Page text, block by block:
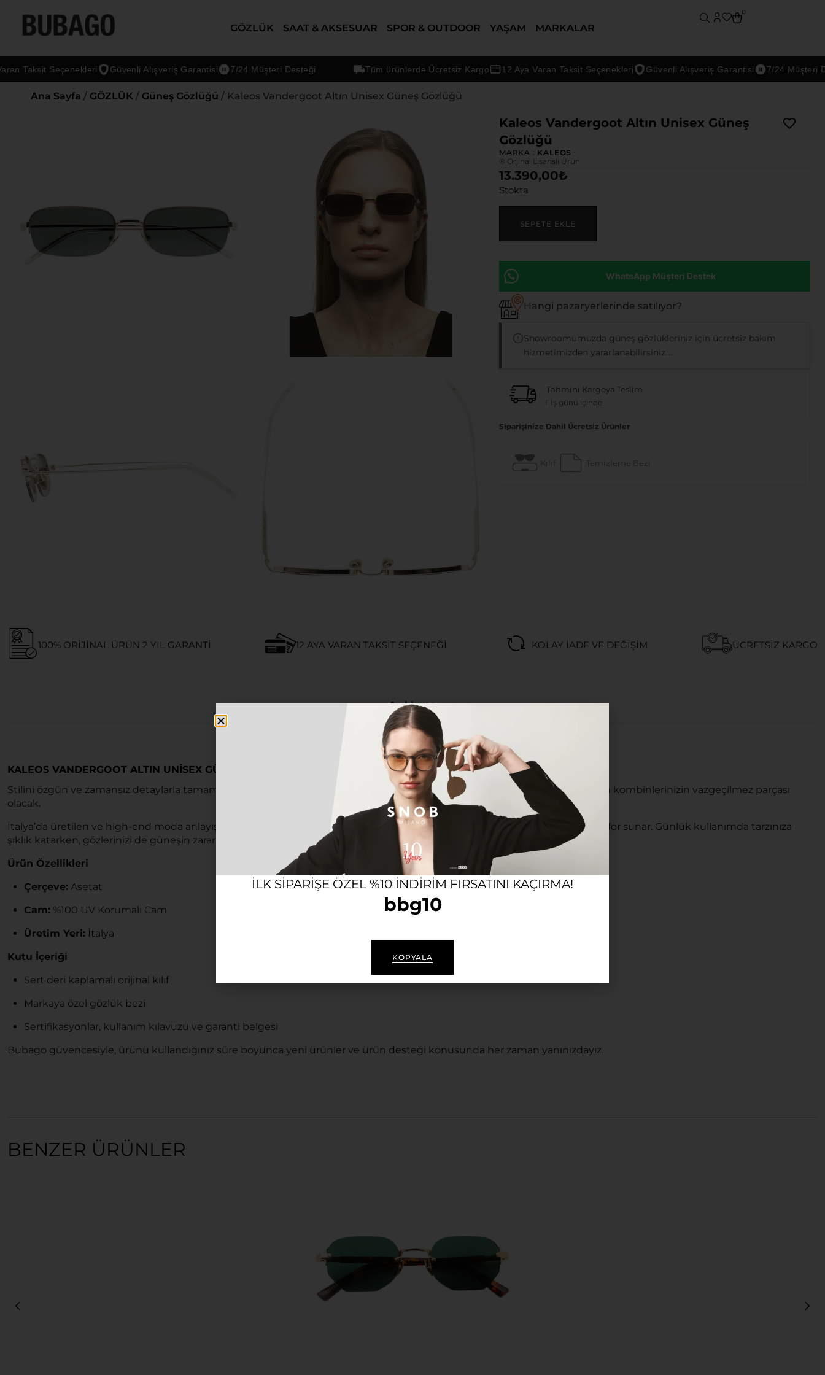
GÖZLÜK SAAT & AKSESUAR SPOR & OUTDOOR YAŞAM MARKALAR
0
Seçenekleri Güvenli Alışveriş Garantisi 7/24 Müşteri Desteği Tüm ürünlerde Ücretsiz Kargo 12 Aya Varan Taksit Seçenekleri Güvenli Alışveriş Garantisi 7/24 Müşteri
Ana Sayfa / GÖZLÜK / Güneş Gözlüğü / Kaleos Vandergoot Altın Unisex Güneş Gözlüğü
Kaleos Vandergoot Altın Unisex Güneş
Gözlüğü
MARKA : KALEOS
® Orjinal Lisanslı Ürün
13.390,00₺
Stokta
SEPETE EKLE
WhatsApp Müşteri Destek
Hangi pazaryerlerinde satılıyor?
Showroomumuzda güneş gözlükleriniz için ücretsiz bakım
hizmetimizden yararlanabilirsiniz....
Tahmini Kargoya Teslim
1 İş günü içinde
Siparişinize Dahil Ücretsiz Ürünler
Kılıf Temizleme Bezi
100% ORIJINAL ÜRÜN 2 YIL GARANTI 12 AYA VARAN TAKSIT SEÇENEĞI KOLAY İADE VE DEĞIŞIM ÜCRETSIZ KARGO
Açıklama
KALEOS VANDERGOOT ALTIN UNISEX GÜNEŞ GÖZLÜĞÜ
Stilini özgün ve zamansız detaylarla tamamlamak isteyen herkes için tasarlanan bu özel model, hem klasik hem de modern kombinlerinizin vazgeçilmez parçası
olacak.
İtalya’da üretilen ve high-end moda anlayışını yansıtan gözlük; hafif, dayanıklı ve ergonomik yapısıyla gün boyu yüksek konfor sunar. Günlük kullanımda tarzınıza
şıklık katarken, gözlerinizi de güneşin zararlı etkilerinden korur.
Ürün Özellikleri
Çerçeve: Asetat
Cam: %100 UV Korumalı Cam
Üretim Yeri: İtalya
Kutu İçeriği
Sert deri kaplamalı orijinal kılıf
Markaya özel gözlük bezi
Sertifikasyonlar, kullanım kılavuzu ve garanti belgesi
Bubago güvencesiyle, ürünü kullandığınız süre boyunca yeni ürünler ve ürün desteği konusunda her zaman yanınızdayız.
BENZER ÜRÜNLER
ILK SIPARIŞE ÖZEL %10 INDIRIM FIRSATINI KAÇIRMA!
bbg10
KOPYALA